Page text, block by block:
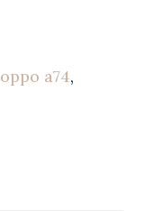
oppo a74,